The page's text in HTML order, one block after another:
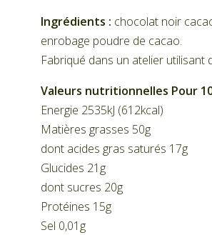
Ingrédients : chocolat noir
enrobage poudre de cacao.
Fabriqué dans un atelier utilisant
Valeurs nutritionnelles Pour
Energie 2535kJ (612kcal)
Matières grasses 50g
dont acides gras saturés 17g
Glucides 21g
dont sucres 20g
Protéines 15g
Sel 0,01g